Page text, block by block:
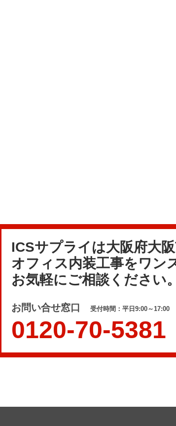
ICSサプライは大阪府大
オフィス内装工事をワン
お気軽にご相談ください。
お問い合せ窓口 受付時間：平日9:00～17:00
0120-70-5381